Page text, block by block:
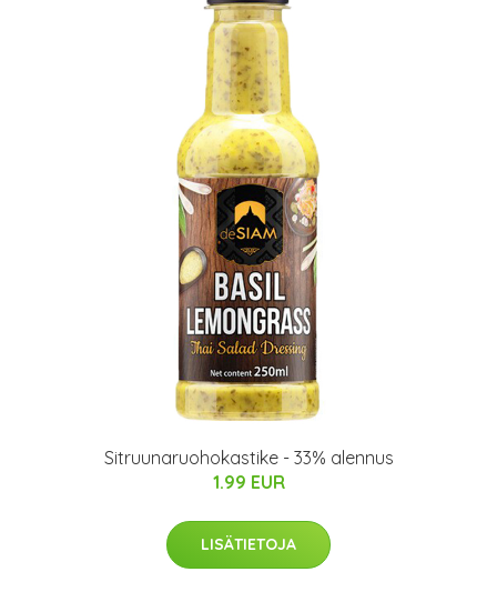
Sitruunaruohokastike - 33% alennus
1.99 EUR
LISÄTIETOJA